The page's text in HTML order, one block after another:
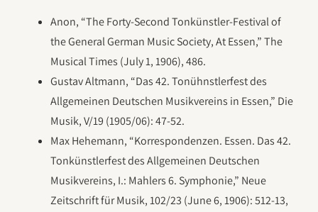
Anon, “The Forty-Second Tonkünstler-Festival of
the General German Music Society, At Essen,” The
Musical Times (July 1, 1906), 486.
Gustav Altmann, “Das 42. Tonühnstlerfest des
Allgemeinen Deutschen Musikvereins in Essen,” Die
Musik, V/19 (1905/06): 47-52.
Max Hehemann, “Korrespondenzen. Essen. Das 42.
Tonkünstlerfest des Allgemeinen Deutschen
Musikvereins, I.: Mahlers 6. Symphonie,” Neue
Zeitschrift für Musik, 102/23 (June 6, 1906): 512-13,